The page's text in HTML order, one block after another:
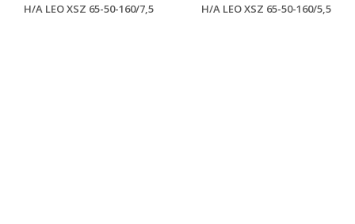
H/A LEO XSZ 65-50-160/7,5 H/A LEO XSZ 65-50-160/5,5